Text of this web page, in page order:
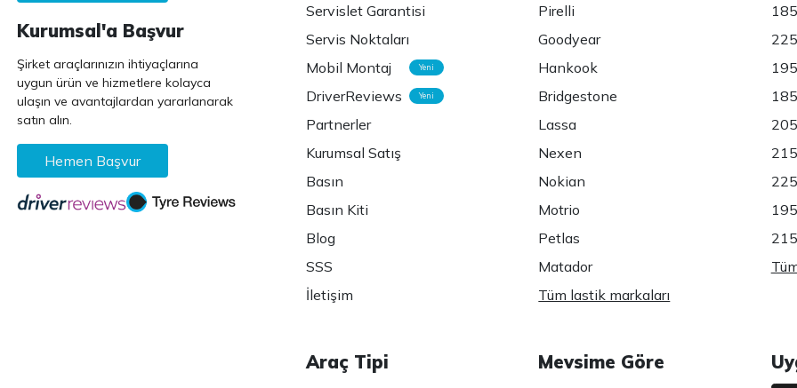
Kurumsal'a Başvur
Şirket araçlarınızın ihtiyaçlarına
uygun ürün ve hizmetlere kolayca
ulaşın ve avantajlardan yararlanarak
satın alın.
Hemen Başvur
Servislet Garantisi
Servis Noktaları
Mobil Montaj
Yeni
DriverReviews Yeni
Partnerler
Kurumsal Satış
Basın
Basın Kiti
Blog
SSS
İletişim
Pirelli
Goodyear
Hankook
Bridgestone
Lassa
Nexen
Nokian
Motrio
Petlas
Matador
Tüm lastik markaları
Araç Tipi Mevsime Göre